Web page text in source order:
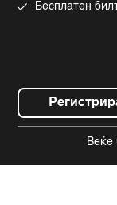
Бесплатен
Веќе
©2022 - 2026
BLOOMBERG
Bloomberg